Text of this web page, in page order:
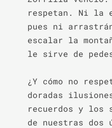
respetan. Ni la
pues ni
escalar la
le sirve de
¿Y cómo no
doradas
recuerdos y los
de nuestras dos